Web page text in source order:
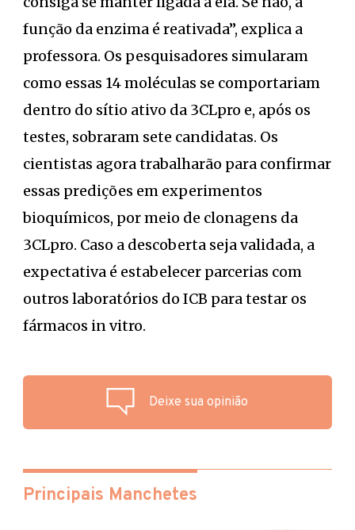
função da enzima é reativada”, explica a
professora. Os pesquisadores simularam
como essas 14 moléculas se comportariam
dentro do sítio ativo da 3CLpro e, após os
testes, sobraram sete candidatas. Os
cientistas agora trabalharão para confirmar
essas predições em experimentos
bioquímicos, por meio de clonagens da
3CLpro. Caso a descoberta seja validada, a
expectativa é estabelecer parcerias com
outros laboratórios do ICB para testar os
fármacos in vitro.
Deixe sua opinião
Principais Manchetes